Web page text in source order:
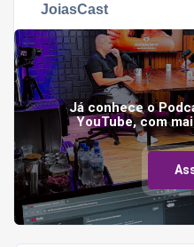
JoiasCast
Já conhece o
YouTube, com